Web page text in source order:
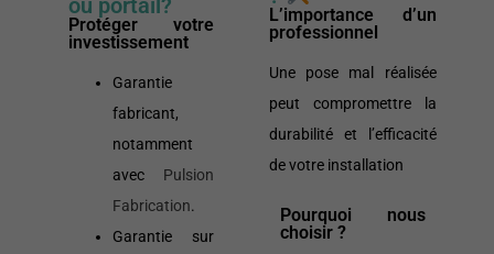
ou portail?
Protéger votre
investissement
Garantie
fabricant,
notamment
avec Pulsion
Fabrication.
Garantie sur
L’importance d’un
professionnel
Une pose mal réalisée
peut compromettre la
durabilité et l’efficacité
de votre installation
Pourquoi nous
choisir ?